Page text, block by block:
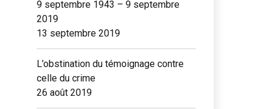
9 septembre 1943 – 9 septembre
2019
13 septembre 2019
L’obstination du témoignage contre
celle du crime
26 août 2019